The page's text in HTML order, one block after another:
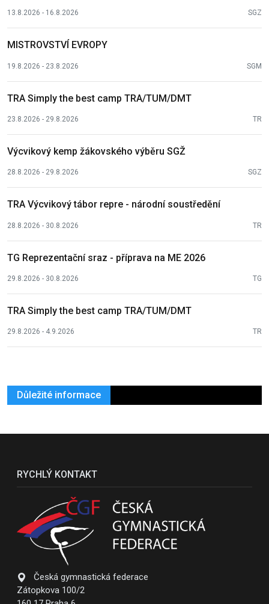
13.8.2026 - 16.8.2026 SGZ
MISTROVSTVÍ EVROPY
19.8.2026 - 23.8.2026 SGM
TRA Simply the best camp TRA/TUM/DMT
23.8.2026 - 29.8.2026 TR
Výcvikový kemp žákovského výběru SGŽ
28.8.2026 - 29.8.2026 SGZ
TRA Výcvikový tábor repre - národní soustředění
28.8.2026 - 30.8.2026 TR
TG Reprezentační sraz - příprava na ME 2026
29.8.2026 - 30.8.2026 TG
TRA Simply the best camp TRA/TUM/DMT
29.8.2026 - 4.9.2026 TR
Důležité informace
RYCHLÝ KONTAKT
Česká gymnastická federace
Zátopkova 100/2